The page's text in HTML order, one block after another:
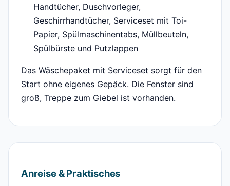
Handtücher, Duschvorleger,
Geschirrhandtücher, Serviceset mit Toi-
Papier, Spülmaschinentabs, Müllbeuteln,
Spülbürste und Putzlappen
Das Wäschepaket mit Serviceset sorgt für den
Start ohne eigenes Gepäck. Die Fenster sind
groß, Treppe zum Giebel ist vorhanden.
Anreise & Praktisches